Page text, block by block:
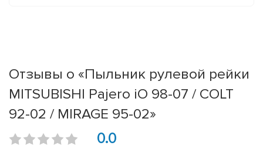
Отзывы о «Пыльник рулевой рейки
MITSUBISHI Pajero iO 98-07 / COLT
92-02 / MIRAGE 95-02»
0.0